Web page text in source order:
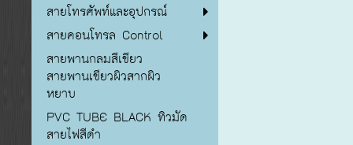
สายโทรศัพท์และอุปกรณ์
สายคอนโทรล Control
สายพานกลมสีเขียว
สายพานเขียวผิวสากผิว
หยาบ
PVC TUBE BLACK ทิวมัด
สายไฟสีดำ